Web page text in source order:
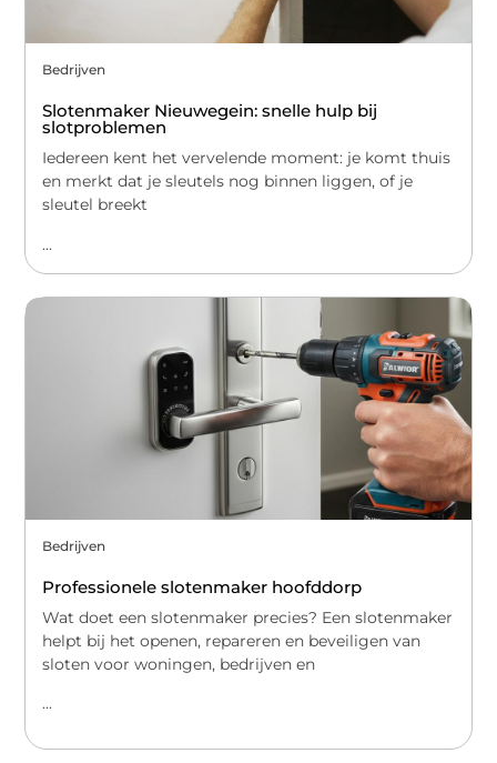
Bedrijven
Slotenmaker Nieuwegein: snelle hulp bij
slotproblemen
Iedereen kent het vervelende moment: je komt thuis
en merkt dat je sleutels nog binnen liggen, of je
sleutel breekt
...
Bedrijven
Professionele slotenmaker hoofddorp
Wat doet een slotenmaker precies? Een slotenmaker
helpt bij het openen, repareren en beveiligen van
sloten voor woningen, bedrijven en
...